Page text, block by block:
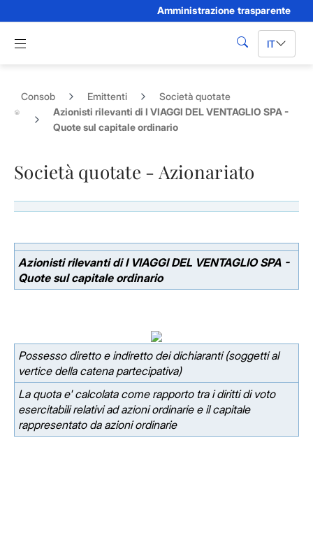
Amministrazione trasparente
Apri menu di navigazione
cerca IT
Consob Emittenti
Società quotate
Azionisti rilevanti di I VIAGGI DEL VENTAGLIO SPA -
Quote sul capitale ordinario
Società quotate - Azionariato
Azionisti rilevanti di I VIAGGI DEL VENTAGLIO SPA -
Quote sul capitale ordinario
Possesso diretto e indiretto dei dichiaranti (soggetti al
vertice della catena partecipativa)
La quota e' calcolata come rapporto tra i diritti di voto
esercitabili relativi ad azioni ordinarie e il capitale
rappresentato da azioni ordinarie